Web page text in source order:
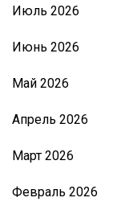
Июль 2026
Июнь 2026
Май 2026
Апрель 2026
Март 2026
Февраль 2026